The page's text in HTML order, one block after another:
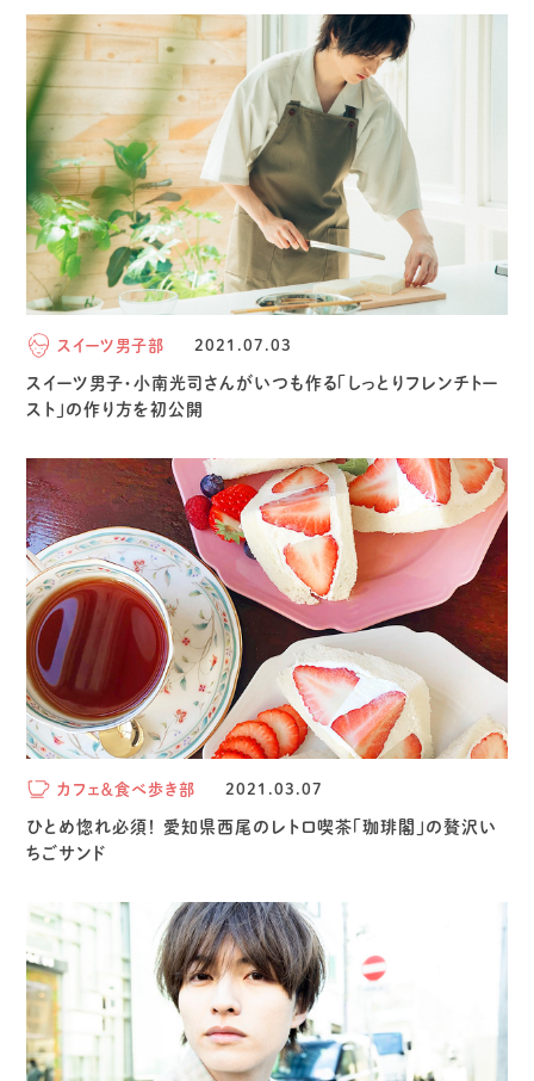
スイーツ男子部 2021.07.03
スイーツ男子・小南光司さんがいつも作る「しっとりフレンチトー
スト」の作り方を初公開
カフェ＆食べ歩き部 2021.03.07
ひとめ惚れ必須！ 愛知県西尾のレトロ喫茶「珈琲閣」の贅沢い
ちごサンド